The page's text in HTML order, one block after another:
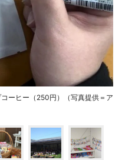
ーヒー（250円）（写真提供＝ア